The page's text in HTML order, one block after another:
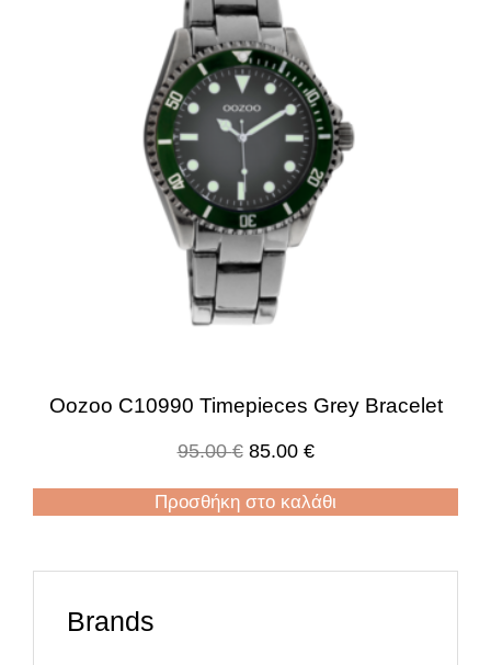
Oozoo C10990 Timepieces Grey Bracelet
95.00€ 85.00 €
Προσθήκη στο καλάθι
Brands